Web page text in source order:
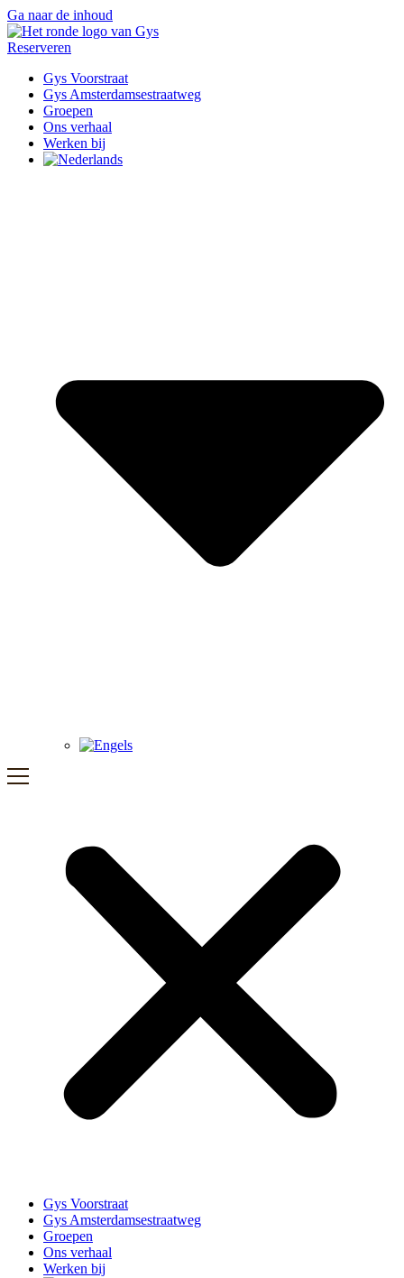
Ga naar de inhoud
Reserveren
Gys Voorstraat
Gys Amsterdamsestraatweg
Groepen
Ons verhaal
Werken bij
Gys Voorstraat
Gys Amsterdamsestraatweg
Groepen
Ons verhaal
Werken bij